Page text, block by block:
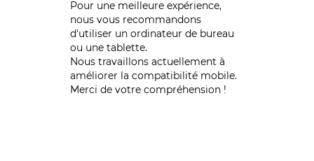
Pour une meilleure expérience,
nous vous recommandons
d'utiliser un ordinateur de bureau
ou une tablette.
Nous travaillons actuellement à
améliorer la compatibilité mobile.
Merci de votre compréhension !